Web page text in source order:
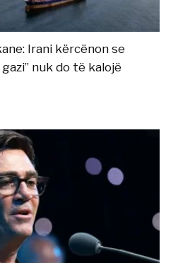
Irani kërcënon se
nuk do të kalojë